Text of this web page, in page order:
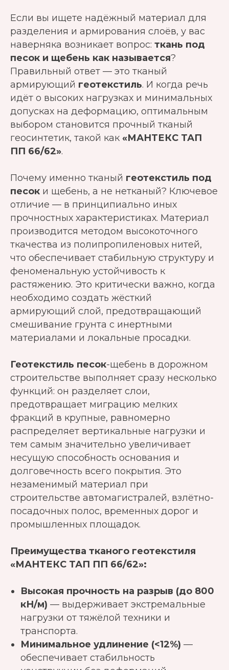
Если вы ищете надёжный материал для
разделения и армирования слоёв, у вас
наверняка возникает вопрос: ткань под
песок и щебень как называется?
Правильный ответ — это тканый
армирующий геотекстиль. И когда речь
идёт о высоких нагрузках и минимальных
допусках на деформацию, оптимальным
выбором становится прочный тканый
геосинтетик, такой как «МАНТЕКС ТАП
ПП 66/62».
Почему именно тканый геотекстиль под
песок и щебень, а не нетканый? Ключевое
отличие — в принципиально иных
прочностных характеристиках. Материал
производится методом высокоточного
ткачества из полипропиленовых нитей,
что обеспечивает стабильную структуру и
феноменальную устойчивость к
растяжению. Это критически важно, когда
необходимо создать жёсткий
армирующий слой, предотвращающий
смешивание грунта с инертными
материалами и локальные просадки.
Геотекстиль песок-щебень в дорожном
строительстве выполняет сразу несколько
функций: он разделяет слои,
предотвращает миграцию мелких
фракций в крупные, равномерно
распределяет вертикальные нагрузки и
тем самым значительно увеличивает
несущую способность основания и
долговечность всего покрытия. Это
незаменимый материал при
строительстве автомагистралей, взлётно-
посадочных полос, временных дорог и
промышленных площадок.
Преимущества тканого геотекстиля
«МАНТЕКС ТАП ПП 66/62»:
Высокая прочность на разрыв (до 800
кН/м) — выдерживает экстремальные
нагрузки от тяжёлой техники и
транспорта.
Минимальное удлинение (<12%) —
обеспечивает стабильность